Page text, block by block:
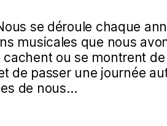
se déroule chaque
musicales que nous
ou se montrent
de passer une journée
de nous…